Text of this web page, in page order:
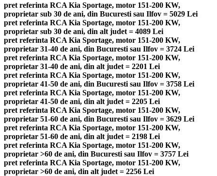
pret referinta RCA Kia Sportage, motor 151-200 KW,
proprietar sub 30 de ani, din Bucuresti sau Ilfov = 5029 Lei
pret referinta RCA Kia Sportage, motor 151-200 KW,
proprietar sub 30 de ani, din alt judet = 4089 Lei
pret referinta RCA Kia Sportage, motor 151-200 KW,
proprietar 31-40 de ani, din Bucuresti sau Ilfov = 3724 Lei
pret referinta RCA Kia Sportage, motor 151-200 KW,
proprietar 31-40 de ani, din alt judet = 2201 Lei
pret referinta RCA Kia Sportage, motor 151-200 KW,
proprietar 41-50 de ani, din Bucuresti sau Ilfov = 3758 Lei
pret referinta RCA Kia Sportage, motor 151-200 KW,
proprietar 41-50 de ani, din alt judet = 2205 Lei
pret referinta RCA Kia Sportage, motor 151-200 KW,
proprietar 51-60 de ani, din Bucuresti sau Ilfov = 3629 Lei
pret referinta RCA Kia Sportage, motor 151-200 KW,
proprietar 51-60 de ani, din alt judet = 2198 Lei
pret referinta RCA Kia Sportage, motor 151-200 KW,
proprietar >60 de ani, din Bucuresti sau Ilfov = 3757 Lei
pret referinta RCA Kia Sportage, motor 151-200 KW,
proprietar >60 de ani, din alt judet = 2256 Lei